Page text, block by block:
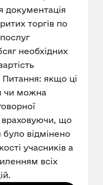
документація
торгів по
необхідних
Питання: якщо ці
чи можна
враховуючи, що
було відмінено
учасників а
всіх